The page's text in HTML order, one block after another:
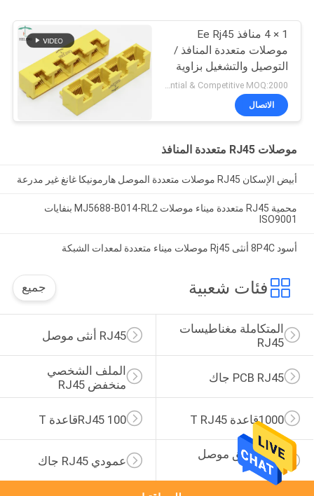
1 × 4 منافذ Ee Rj45
موصلات متعددة المنافذ /
التوصيل والتشغيل بزاوية
الزاوية اليمنى RJ45
Bticino Lan Port
Preferential & Competitive MOQ:2000
الاتصال
موصلات RJ45 متعددة المنافذ
أبيض الإسكان RJ45 موصلات متعددة الموصل هارمونيكا غانغ غير مدرعة
محمية RJ45 متعددة ميناء موصلات MJ5688-B014-RL2 بنفايات
ISO9001
أسود 8P4C أنثى Rj45 موصلات ميناء متعددة لمعدات الشبكة
فئات شعبية جميع
RJ45 أنثى موصل
المتكاملة مغناطيسات
RJ45
الملف الشخصي
منخفض RJ45
PCB RJ45 جاك
RJ45 100قاعدة T 1000قاعدة T RJ45
عمودي RJ45 جاك
زاوية الحق موصل
RJ45